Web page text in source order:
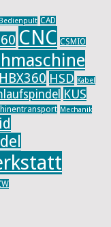
Bedienpult CAD
CNC CSMIO
HBX360 HSD Kabel
KUS
Mechanik